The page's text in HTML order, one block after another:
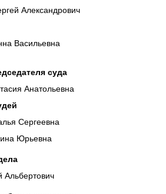
Александрович
Васильевна
суда
Анатольевна
Сергеевна
Юрьевна
Альбертович